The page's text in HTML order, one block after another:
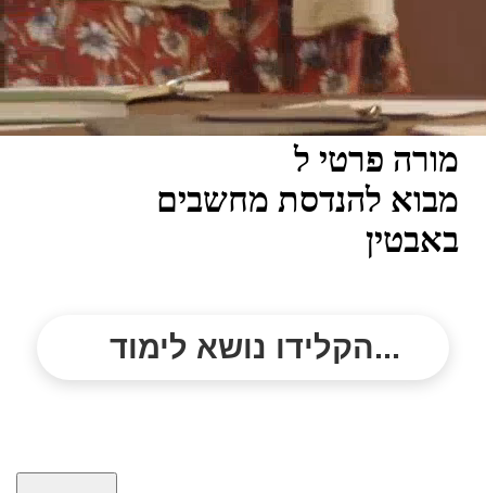
מורה פרטי ל
מבוא להנדסת מחשבים
באבטין
הקלידו נושא לימוד...